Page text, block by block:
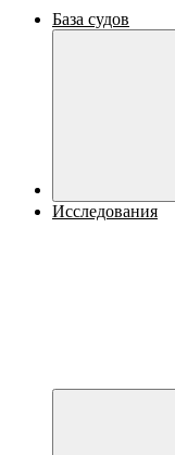
База судов
Исследования